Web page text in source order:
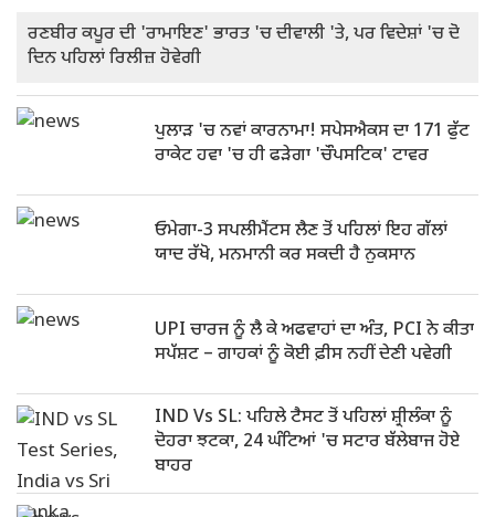
ਰਣਬੀਰ ਕਪੂਰ ਦੀ 'ਰਾਮਾਇਣ' ਭਾਰਤ 'ਚ ਦੀਵਾਲੀ 'ਤੇ, ਪਰ ਵਿਦੇਸ਼ਾਂ 'ਚ ਦੋ
ਦਿਨ ਪਹਿਲਾਂ ਰਿਲੀਜ਼ ਹੋਵੇਗੀ
ਪੁਲਾੜ 'ਚ ਨਵਾਂ ਕਾਰਨਾਮਾ! ਸਪੇਸਐਕਸ ਦਾ 171 ਫੁੱਟ
ਰਾਕੇਟ ਹਵਾ 'ਚ ਹੀ ਫੜੇਗਾ 'ਚੌਪਸਟਿਕ' ਟਾਵਰ
ਓਮੇਗਾ-3 ਸਪਲੀਮੈਂਟਸ ਲੈਣ ਤੋਂ ਪਹਿਲਾਂ ਇਹ ਗੱਲਾਂ
ਯਾਦ ਰੱਖੋ, ਮਨਮਾਨੀ ਕਰ ਸਕਦੀ ਹੈ ਨੁਕਸਾਨ
UPI ਚਾਰਜ ਨੂੰ ਲੈ ਕੇ ਅਫਵਾਹਾਂ ਦਾ ਅੰਤ, PCI ਨੇ ਕੀਤਾ
ਸਪੱਸ਼ਟ – ਗਾਹਕਾਂ ਨੂੰ ਕੋਈ ਫ਼ੀਸ ਨਹੀਂ ਦੇਣੀ ਪਵੇਗੀ
IND Vs SL: ਪਹਿਲੇ ਟੈਸਟ ਤੋਂ ਪਹਿਲਾਂ ਸ਼੍ਰੀਲੰਕਾ ਨੂੰ
ਦੋਹਰਾ ਝਟਕਾ, 24 ਘੰਟਿਆਂ 'ਚ ਸਟਾਰ ਬੱਲੇਬਾਜ ਹੋਏ
ਬਾਹਰ